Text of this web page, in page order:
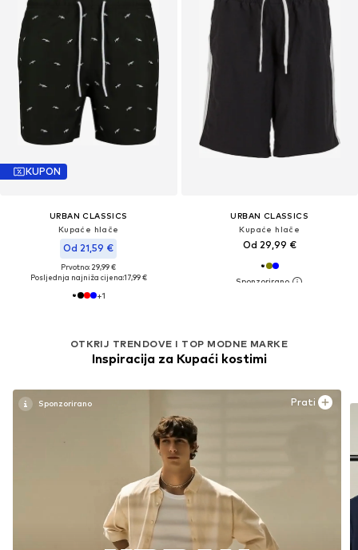
KUPON
URBAN CLASSICS
Kupaće hlače
Od 21,59 €
Prvotno: 29,99 €
Posljednja najniža cijena:17,99 €
+1
OTKRIJ TRENDOVE I TOP MODNE MARKE
Inspiracija za Kupaći kostimi
Prati
URBAN CLASSICS
Kupaće hlače
Od 29,99 €